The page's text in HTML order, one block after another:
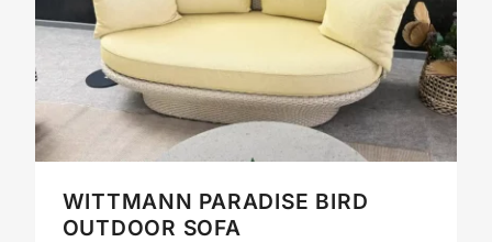
WITTMANN PARADISE BIRD
OUTDOOR SOFA